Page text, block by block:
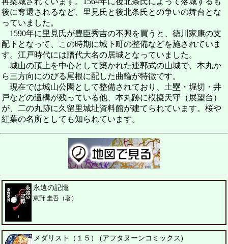
後に奪還されるなど、里見氏と後北条氏との争いの舞台とな
っていました。
1590年に里見氏が豊臣秀吉の不興を買うと、徳川家康の支
配下となって、この時期に城下町の整備などを施されていま
す。江戸時代には譜代大名の居城となっていました。
城山の頂上を中心として築かれた連郭式の山城で、本丸か
ら三方向にのびる尾根に配した曲輪が特徴です。
現在では城山公園として整備されており、土塁・堀切・井
戸などの遺構が残っている他、本丸跡に模擬天守（展望台）
が、二の丸跡に久留里城址資料館が建てられています。桜や
紅葉の名所としても知られています。
永遠の記憶
東野 圭吾（著）
メダリスト（１５） (アフタヌーンコミックス)